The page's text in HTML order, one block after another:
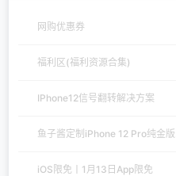
网购优惠券
福利区(福利资源合集)
IPhone12信号翻转解决方案
鱼子酱定制iPhone 12 Pro纯金
iOS限免丨1月13日App限免